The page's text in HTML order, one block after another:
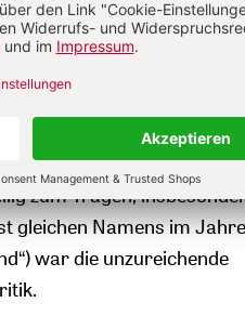
sie das Andere nach
manches – wenn auch gut
zurückzugreifen.
dies als
Dieser Einbezug kam
zum Tragen,
gleichen Namens im
war die unzureichende